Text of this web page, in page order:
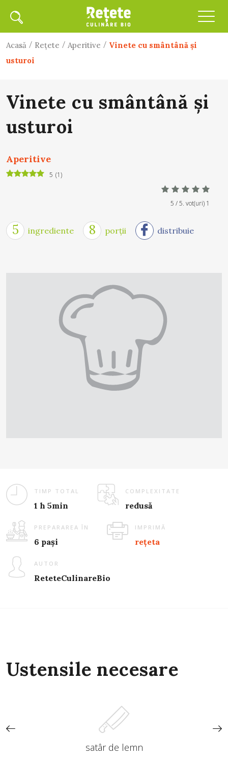
Acasă / Rețete / Aperitive / Vinete cu smântână şi
usturoi
Vinete cu smântână şi
usturoi
Aperitive
5 (1)
5 / 5. vot(uri) 1
5 ingrediente 8 porții distribuie
TIMP TOTAL
1 h 5min
COMPLEXITATE
redusă
PREPARAREA ÎN
6 pași
IMPRIMĂ
rețeta
AUTOR
ReteteCulinareBio
Ustensile necesare
satâr de lemn